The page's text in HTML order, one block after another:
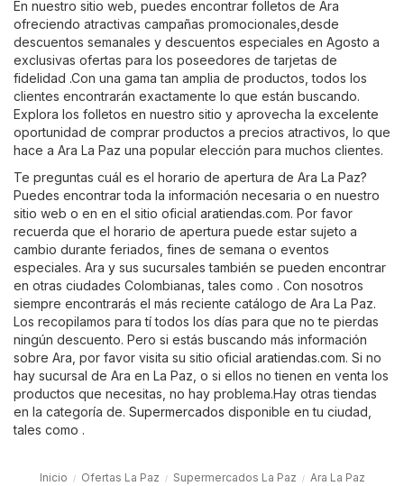
En nuestro sitio web, puedes encontrar folletos de Ara
ofreciendo atractivas campañas promocionales,desde
descuentos semanales y descuentos especiales en Agosto a
exclusivas ofertas para los poseedores de tarjetas de
fidelidad .Con una gama tan amplia de productos, todos los
clientes encontrarán exactamente lo que están buscando.
Explora los folletos en nuestro sitio y aprovecha la excelente
oportunidad de comprar productos a precios atractivos, lo que
hace a Ara La Paz una popular elección para muchos clientes.
Te preguntas cuál es el horario de apertura de Ara La Paz?
Puedes encontrar toda la información necesaria o en nuestro
sitio web o en en el sitio oficial aratiendas.com. Por favor
recuerda que el horario de apertura puede estar sujeto a
cambio durante feriados, fines de semana o eventos
especiales. Ara y sus sucursales también se pueden encontrar
en otras ciudades Colombianas, tales como . Con nosotros
siempre encontrarás el más reciente catálogo de Ara La Paz.
Los recopilamos para tí todos los días para que no te pierdas
ningún descuento. Pero si estás buscando más información
sobre Ara, por favor visita su sitio oficial aratiendas.com. Si no
hay sucursal de Ara en La Paz, o si ellos no tienen en venta los
productos que necesitas, no hay problema.Hay otras tiendas
en la categoría de. Supermercados disponible en tu ciudad,
tales como .
Inicio Ofertas La Paz Supermercados La Paz Ara La Paz